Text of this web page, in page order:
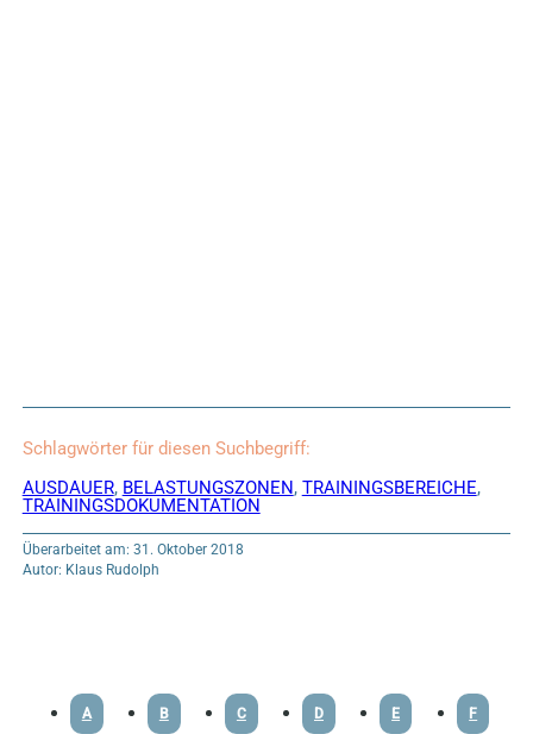
Schlagwörter für diesen Suchbegriff:
AUSDAUER, BELASTUNGSZONEN, TRAININGSBEREICHE,
TRAININGSDOKUMENTATION
Überarbeitet am: 31. Oktober 2018
Autor: Klaus Rudolph
A B C D E F